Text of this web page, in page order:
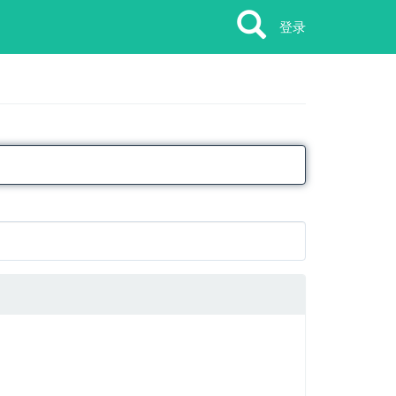
登录
Search
Search